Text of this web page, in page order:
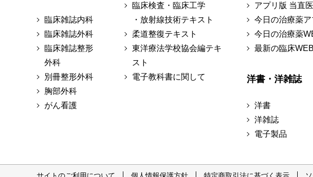
臨床雑誌内科
臨床雑誌外科
臨床雑誌整形
外科
別冊整形外科
胸部外科
がん看護
臨床検査・臨床工学
・放射線技術テキスト
柔道整復テキスト
東洋療法学校協会編テキ
スト
電子教科書に関して
アプリ版 当直
今日の治療薬ア
今日の治療薬
最新の臨床WEB
洋書・洋雑誌
洋書
洋雑誌
電子製品
サイトのご利用について 個人情報保護方針 特定商取引法に基づく表示